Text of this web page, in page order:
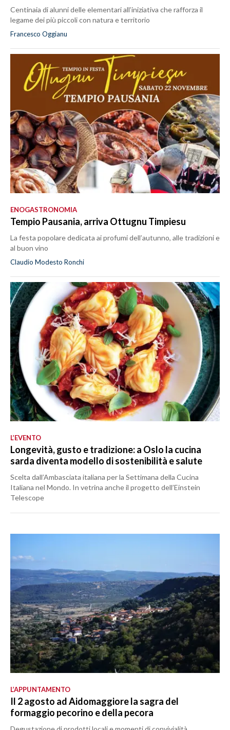
Centinaia di alunni delle elementari all’iniziativa che rafforza il
legame dei più piccoli con natura e territorio
Francesco Oggianu
ENOGASTRONOMIA
Tempio Pausania, arriva Ottugnu Timpiesu
La festa popolare dedicata ai profumi dell’autunno, alle tradizioni e
al buon vino
Claudio Modesto Ronchi
L’EVENTO
Longevità, gusto e tradizione: a Oslo la cucina
sarda diventa modello di sostenibilità e salute
Scelta dall’Ambasciata italiana per la Settimana della Cucina
Italiana nel Mondo. In vetrina anche il progetto dell’Einstein
Telescope
L’APPUNTAMENTO
Il 2 agosto ad Aidomaggiore la sagra del
formaggio pecorino e della pecora